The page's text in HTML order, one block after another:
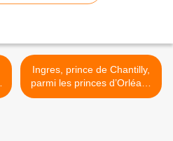
Ingres, prince de Chantilly,
parmi les princes d’Orléans
>